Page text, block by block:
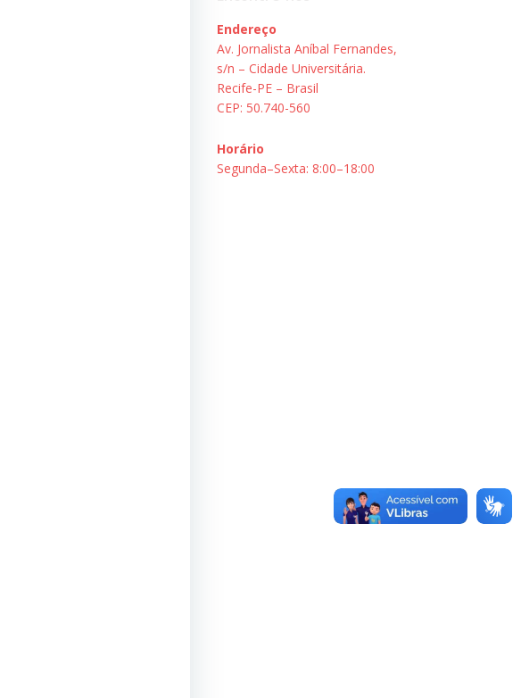
Endereço
Av. Jornalista Aníbal Fernandes,
s/n – Cidade Universitária.
Recife-PE – Brasil
CEP: 50.740-560
Horário
Segunda–Sexta: 8:00–18:00